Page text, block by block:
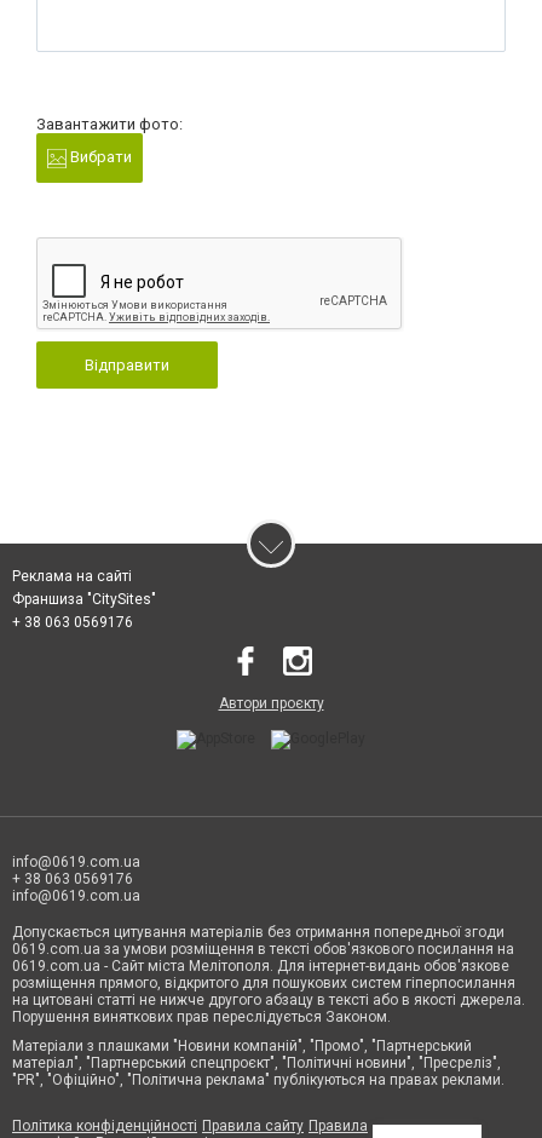
Завантажити фото:
Вибрати
Відправити
Реклама на сайті
Франшиза "CitySites"
+ 38 063 0569176
Автори проєкту
info@0619.com.ua
+ 38 063 0569176
info@0619.com.ua
Допускається цитування матеріалів без отримання попередньої згоди
0619.com.ua за умови розміщення в тексті обов'язкового посилання на
0619.com.ua - Сайт міста Мелітополя. Для інтернет-видань обов'язкове
розміщення прямого, відкритого для пошукових систем гіперпосилання
на цитовані статті не нижче другого абзацу в тексті або в якості джерела.
Порушення виняткових прав переслідується Законом.
Матеріали з плашками "Новини компаній", "Промо", "Партнерський
матеріал", "Партнерський спецпроєкт", "Політичні новини", "Пресреліз",
"PR", "Офіційно", "Політична реклама" публікуються на правах реклами.
Політика конфіденційності Правила сайту Правила